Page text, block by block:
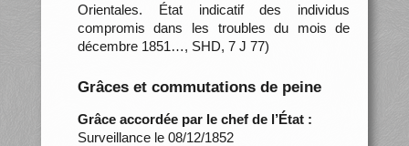
Orientales. État indicatif des individus
compromis dans les troubles du mois de
décembre 1851…, SHD, 7 J 77)
Grâces et commutations de peine
Grâce accordée par le chef de l’État :
Surveillance le 08/12/1852